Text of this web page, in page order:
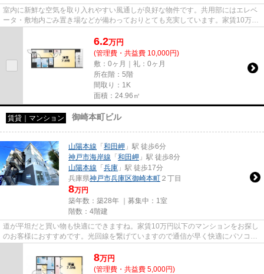
室内に新鮮な空気を取り入れやすい風通しが良好な物件です。共用部にはエレベ
ータ・敷地内ごみ置き場などが備わっておりとても充実しています。家賃10万円
6.2万円
(管理費・共益費 10,000円)
敷：0ヶ月｜礼：0ヶ月
所在階：5階
間取り：1K
面積：24.96㎡
賃貸｜マンション 御崎本町ビル
山陽本線 「 和田岬 」駅 徒歩6分
神戸市海岸線 「 和田岬 」駅 徒歩8分
山陽本線 「 兵庫 」駅 徒歩17分
兵庫県神戸市兵庫区御崎本町 ２丁目
8万円
築年数：築28年 ｜募集中： 1室
階数：4階建
道が平坦だと買い物も快適にできますね。家賃10万円以下のマンションをお探し
のお客様におすすめです。光回線を繋げていますので通信が早く快適にパソコン
8万円
(管理費・共益費 5,000円)